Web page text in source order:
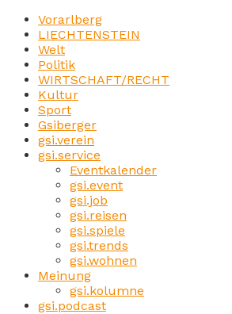
Vorarlberg
LIECHTENSTEIN
Welt
Politik
WIRTSCHAFT/RECHT
Kultur
Sport
Gsiberger
gsi.verein
gsi.service
Eventkalender
gsi.event
gsi.job
gsi.reisen
gsi.spiele
gsi.trends
gsi.wohnen
Meinung
gsi.kolumne
gsi.podcast